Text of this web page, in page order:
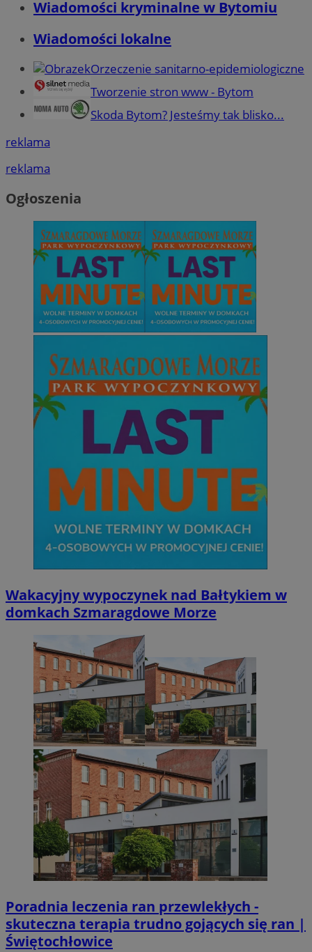
Wiadomości kryminalne w Bytomiu
Wiadomości lokalne
Orzeczenie sanitarno-epidemiologiczne
Tworzenie stron www - Bytom
Skoda Bytom? Jesteśmy tak blisko...
reklama
reklama
Ogłoszenia
Wakacyjny wypoczynek nad Bałtykiem w
domkach Szmaragdowe Morze
Poradnia leczenia ran przewlekłych -
skuteczna terapia trudno gojących się ran |
Świętochłowice